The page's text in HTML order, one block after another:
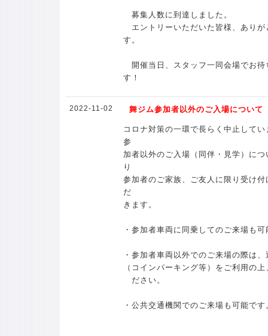
募集人数に到達しました。
エントリーいただいた皆様、ありが
す。
開催当日、スタッフ一同会場でお待
す！
2022-11-02 舞ジム参加者以外のご入場について
コロナ対策の一環で長らく中止して
参
加者以外のご入場（同伴・見学）に
り
参加者のご家族、ご友人に限り受け
だ
きます。
・参加者車両に同乗してのご来場も
・参加者車両以外でのご来場の際は
（コインパーキング等）をご利用の
ださい。
・公共交通機関でのご来場も可能です